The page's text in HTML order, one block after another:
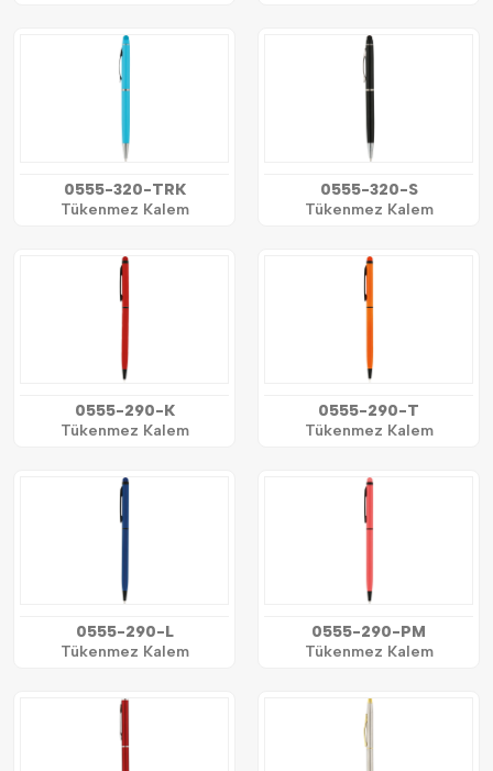
0555-320-TRK
Tükenmez Kalem
0555-320-S
Tükenmez Kalem
0555-290-K
Tükenmez Kalem
0555-290-T
Tükenmez Kalem
0555-290-L
Tükenmez Kalem
0555-290-PM
Tükenmez Kalem